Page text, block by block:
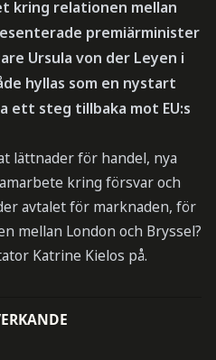
kring relationen mellan
premiärminister
Ursula von der Leyen i
hyllas som en nystart
ett steg tillbaka mot EU:s
lättnader för handel, nya
kring försvar och
avtalet för marknaden, för
mellan London och Bryssel?
Katrine Kielos på.